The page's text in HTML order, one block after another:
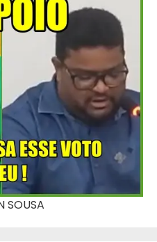
SOUSA